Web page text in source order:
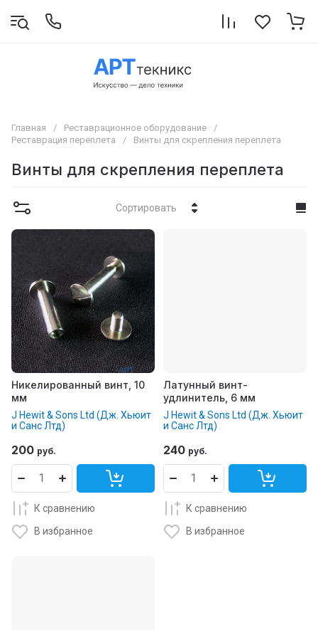
Главная / Реставрационное оборудование
/
Реставрация переплета
/ Винты для скрепления переплета
Винты для скрепления переплета
Сортировать
Никелированный винт, 10
мм
J Hewit & Sons Ltd (Дж. Хьюит
и Санс Лтд)
200 руб.
К сравнению
В избранное
Латунный винт-
удлинитель, 6 мм
J Hewit & Sons Ltd (Дж. Хьюит
и Санс Лтд)
240 руб.
К сравнению
В избранное